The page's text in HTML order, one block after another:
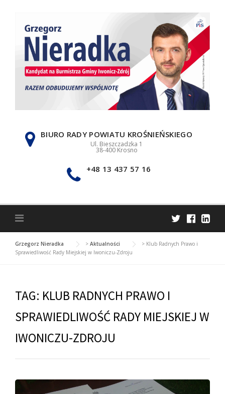
BIURO RADY POWIATU KROŚNIEŃSKIEGO
Ul. Bieszczadzka 1
38-400 Krosno
+48 13 437 57 16
Grzegorz Nieradka > Aktualności > Klub Radnych Prawo i
Sprawiedliwość Rady Miejskiej w Iwoniczu-Zdroju
TAG: KLUB RADNYCH PRAWO I
SPRAWIEDLIWOŚĆ RADY MIEJSKIEJ W
IWONICZU-ZDROJU